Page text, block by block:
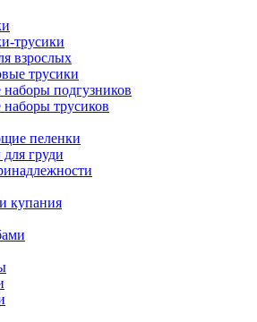
трусики
взрослых
трусики
подгузников
трусиков
пеленки
груди
купания